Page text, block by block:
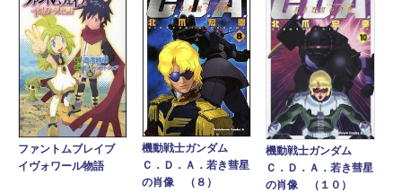
ファントムブレイブ
イヴォワール物語
機動戦士ガンダム
Ｃ．Ｄ．Ａ．若き彗星
の肖像 （８）
機動戦士ガンダム
Ｃ．Ｄ．Ａ．若き彗星
の肖像 （１０）